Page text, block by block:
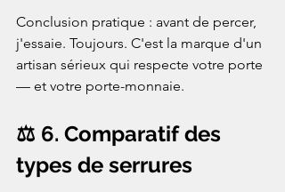
Conclusion pratique : avant de percer,
j'essaie. Toujours. C'est la marque d'un
artisan sérieux qui respecte votre porte
— et votre porte-monnaie.
⚖️ 6. Comparatif des
types de serrures